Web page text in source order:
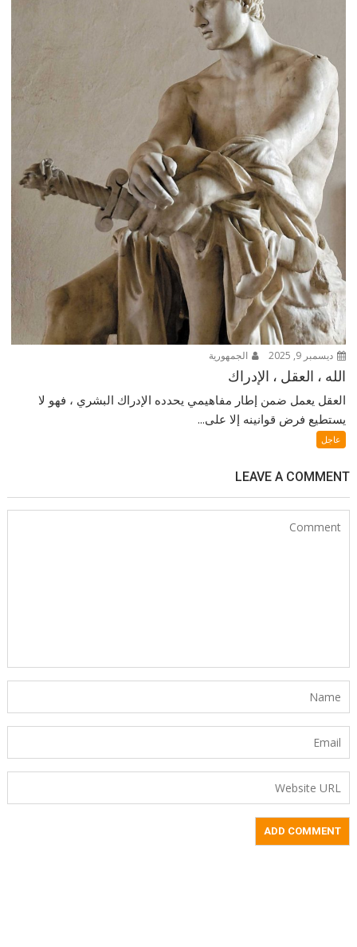
ديسمبر 9, 2025 الجمهورية
الله ، العقل ، الإدراك
العقل يعمل ضمن إطار مفاهيمي يحدده الإدراك البشري ، فهو لا
يستطيع فرض قوانينه إلا على...
عاجل
LEAVE A COMMENT